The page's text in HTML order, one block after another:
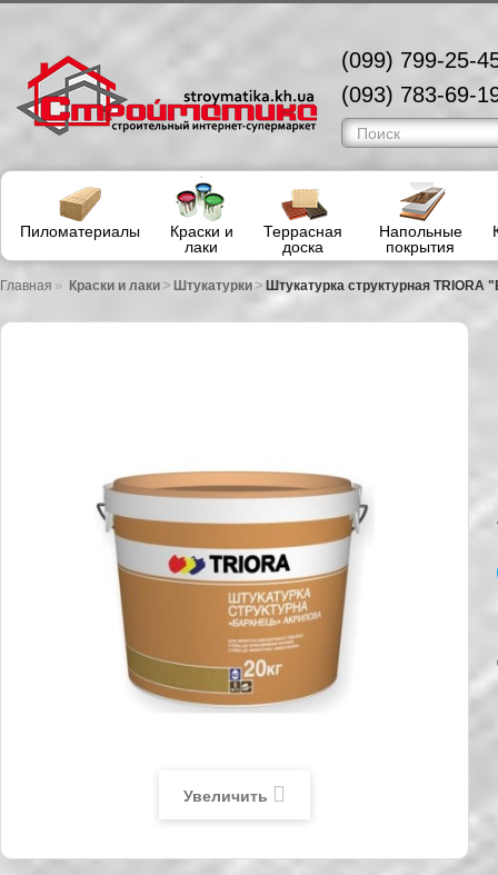
(099) 799-25-
(093) 783-69-
Пиломатериалы
Краски и
лаки
Террасная
доска
Напольные
покрытия
Главная » Краски и лаки > Штукатурки> Штукатурка структурная TRIORA
Увеличить